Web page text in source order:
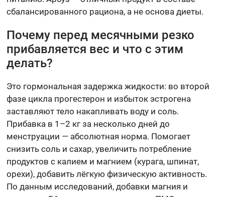
сбалансированного рациона, а не основа диеты.
Почему перед месячными резко
прибавляется вес и что с этим
делать?
Это гормональная задержка жидкости: во второй
фазе цикла прогестерон и избыток эстрогена
заставляют тело накапливать воду и соль.
Прибавка в 1–2 кг за несколько дней до
менструации — абсолютная норма. Помогает
снизить соль и сахар, увеличить потребление
продуктов с калием и магнием (курага, шпинат,
орехи), добавить лёгкую физическую активность.
По данным исследований, добавки магния и